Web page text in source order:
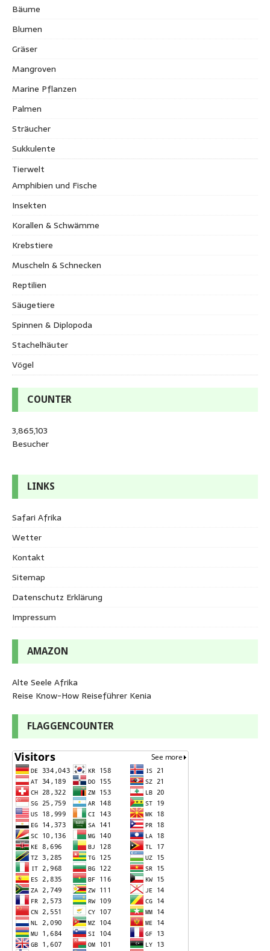
Bäume
Blumen
Gräser
Mangroven
Marine Pflanzen
Palmen
Sträucher
Sukkulente
Tierwelt
Amphibien und Fische
Insekten
Korallen & Schwämme
Krebstiere
Muscheln & Schnecken
Reptilien
Säugetiere
Spinnen & Diplopoda
Stachelhäuter
Vögel
COUNTER
3,865,103
Besucher
LINKS
Safari Afrika
Wetter
Kontakt
Sitemap
Datenschutz Erklärung
Impressum
AMAZON
Alte Seele Afrika
Reise Know-How Reiseführer Kenia
FLAGGENCOUNTER